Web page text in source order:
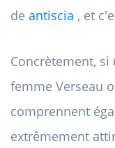
de antiscia , et
Concrètement,
femme Verseau
comprennent
extrêmement